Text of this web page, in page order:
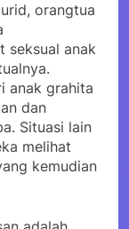
orangtua
seksual anak
anak grahita
dan
Situasi lain
melihat
kemudian